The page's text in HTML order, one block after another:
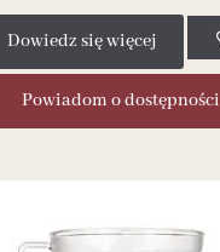
Dowiedz się więcej
Powiadom o dostępności